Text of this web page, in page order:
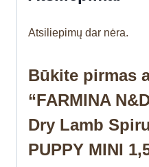
Atsiliepimų dar nėra.
Būkite pirmas
“FARMINA
Dry Lamb
PUPPY MINI